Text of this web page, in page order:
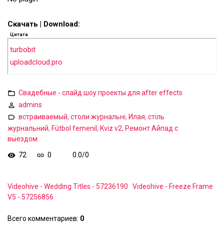
Скачать | Download:
Цитата
turbobit
uploadcloud.pro
Свадебные - слайд шоу проекты для after effects
admins
встраиваемый, столи журнальні, Илая, стіль
журнальний, Fútbol femenil , Kviz v2, Ремонт Айпад с
выездом
72
0 0.0/0
Videohive - Wedding Titles - 57236190
Videohive - Freeze Frame
V5 - 57256856
Всего комментариев: 0